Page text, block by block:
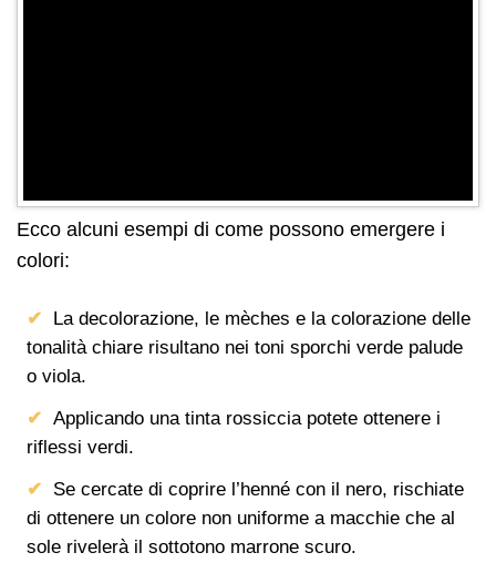
Ecco alcuni esempi di come possono emergere i
colori:
La decolorazione, le mèches e la colorazione delle
tonalità chiare risultano nei toni sporchi verde palude
o viola.
Applicando una tinta rossiccia potete ottenere i
riflessi verdi.
Se cercate di coprire l’henné con il nero, rischiate
di ottenere un colore non uniforme a macchie che al
sole rivelerà il sottotono marrone scuro.